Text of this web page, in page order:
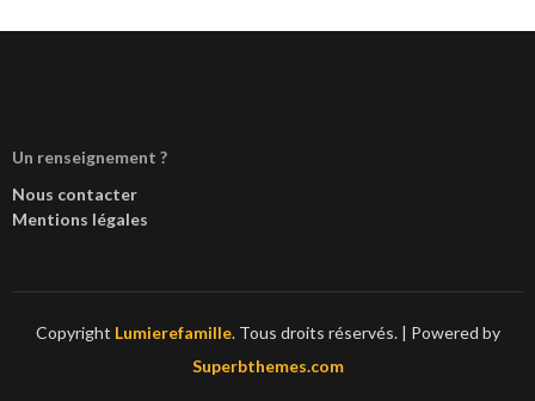
Un renseignement ?
Nous contacter
Mentions légales
Copyright Lumierefamille. Tous droits réservés. | Powered by
Superbthemes.com